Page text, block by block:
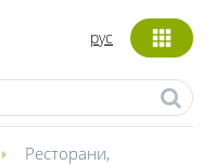
рус
Ресторани,